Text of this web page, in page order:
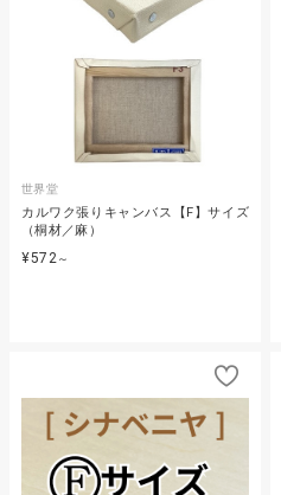
世界堂
カルワク張りキャンバス【F】サイズ
（桐材／麻）
¥572 ～